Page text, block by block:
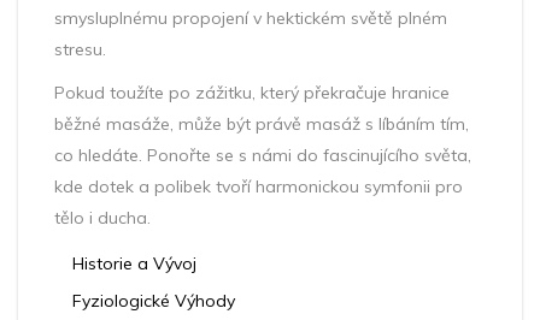
smysluplnému propojení v hektickém světě plném
stresu.
Pokud toužíte po zážitku, který překračuje hranice
běžné masáže, může být právě masáž s líbáním tím,
co hledáte. Ponořte se s námi do fascinujícího světa,
kde dotek a polibek tvoří harmonickou symfonii pro
tělo i ducha.
Historie a Vývoj
Fyziologické Výhody